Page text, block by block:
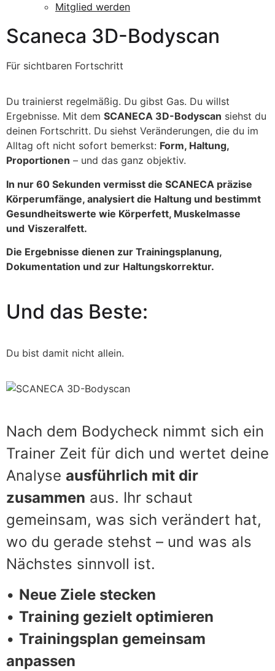
Mitglied werden
Scaneca 3D-Bodyscan
Für sichtbaren Fortschritt
Du trainierst regelmäßig. Du gibst Gas. Du willst
Ergebnisse. Mit dem SCANECA 3D-Bodyscan siehst du
deinen Fortschritt. Du siehst Veränderungen, die du im
Alltag oft nicht sofort bemerkst: Form, Haltung,
Proportionen – und das ganz objektiv.
In nur 60 Sekunden vermisst die SCANECA präzise
Körperumfänge, analysiert die Haltung und bestimmt
Gesundheitswerte wie Körperfett, Muskelmasse
und Viszeralfett.
Die Ergebnisse dienen zur Trainingsplanung,
Dokumentation und zur Haltungskorrektur.
Und das Beste:
Du bist damit nicht allein.
Nach dem Bodycheck nimmt sich ein
Trainer Zeit für dich und wertet deine
Analyse ausführlich mit dir
zusammen aus. Ihr schaut
gemeinsam, was sich verändert hat,
wo du gerade stehst – und was als
Nächstes sinnvoll ist.
• Neue Ziele stecken
• Training gezielt optimieren
• Trainingsplan gemeinsam
anpassen